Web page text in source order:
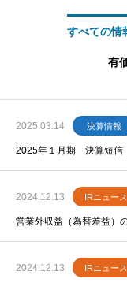
すべての情
有
2025.03.14 決算情報
2025年１月期 決算短信
2024.12.13 IRニュース
営業外収益（為替差益）
2024.12.13 IRニュース